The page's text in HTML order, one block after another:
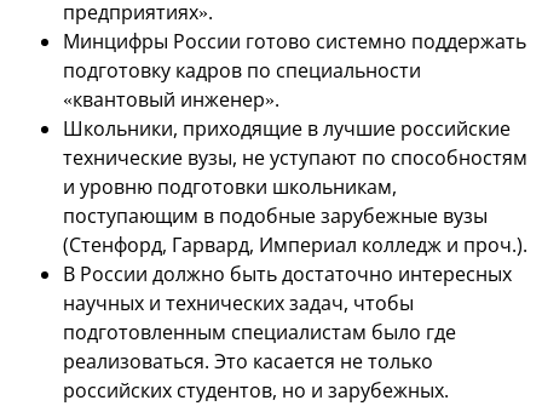
предприятиях».
Минцифры России готово системно поддержать
подготовку кадров по специальности
«квантовый инженер».
Школьники, приходящие в лучшие российские
технические вузы, не уступают по способностям
и уровню подготовки школьникам,
поступающим в подобные зарубежные вузы
(Стенфорд, Гарвард, Империал колледж и проч.).
В России должно быть достаточно интересных
научных и технических задач, чтобы
подготовленным специалистам было где
реализоваться. Это касается не только
российских студентов, но и зарубежных.